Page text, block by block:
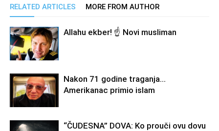
RELATED ARTICLES MORE FROM AUTHOR
Allahu ekber! ☝️ Novi musliman
Nakon 71 godine traganja…
Amerikanac primio islam
“ČUDESNA” DOVA: Ko prouči ovu dovu